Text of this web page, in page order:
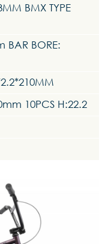
BMX TYPE
BAR BORE:
10PCS H:22.2